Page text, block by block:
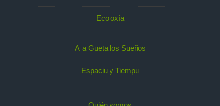
Ecoloxía
A la Gueta los Sueños
Espaciu y Tiempu